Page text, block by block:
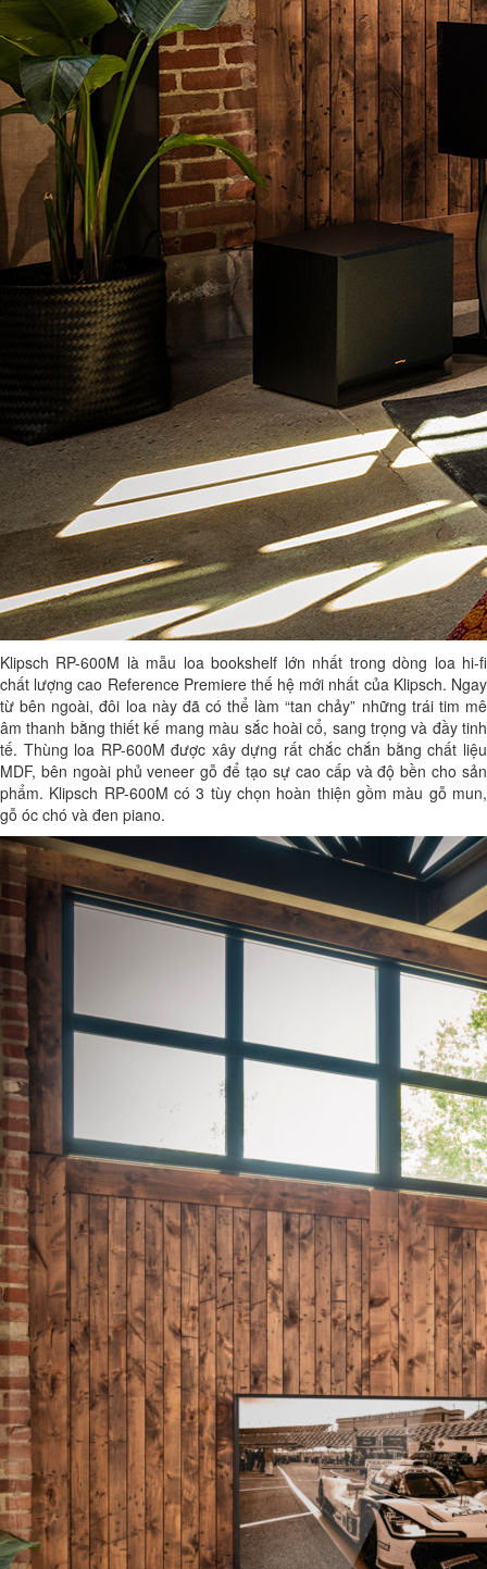
Klipsch RP-600M là mẫu loa bookshelf lớn nhất trong dòng loa hi-fi
chất lượng cao Reference Premiere thế hệ mới nhất của Klipsch. Ngay
từ bên ngoài, đôi loa này đã có thể làm “tan chảy” những trái tim mê
âm thanh bằng thiết kế mang màu sắc hoài cổ, sang trọng và đầy tinh
tế. Thùng loa RP-600M được xây dựng rất chắc chắn bằng chất liệu
MDF, bên ngoài phủ veneer gỗ để tạo sự cao cấp và độ bền cho sản
phẩm. Klipsch RP-600M có 3 tùy chọn hoàn thiện gồm màu gỗ mun,
gỗ óc chó và đen piano.